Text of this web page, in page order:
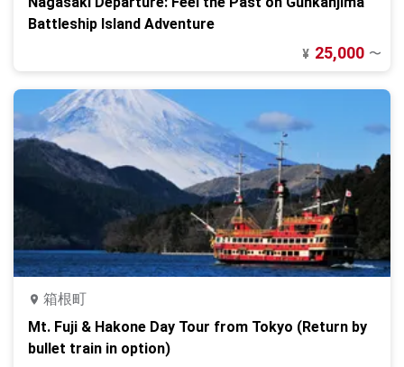
Battleship Island Adventure
¥ 25,000 〜
箱根町
Mt. Fuji & Hakone Day Tour from Tokyo (Return by
bullet train in option)